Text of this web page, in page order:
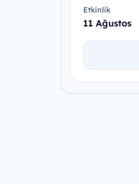
Etkinlik
11 Ağustos